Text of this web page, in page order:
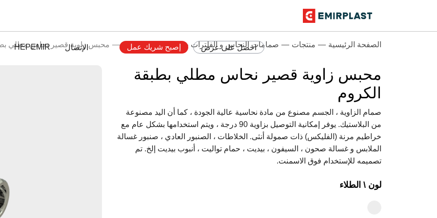
إصبح شريك عمل احصل على عرض HEPEMIR الإتصال الصفحة الرئيسية منتجات صمامات النحاس و الفلترات صمامات النحاس محبس زاوية قصير نحاس مطلي
محبس زاوية قصير نحاس مطلي بطبقة
الكروم
صمام الزاوية ، الجسم مصنوع من مادة نحاسية عالية الجودة ، كما أن اليد مصنوعة
من البلاستيك. يوفر إمكانية التوصيل بزاوية 90 درجة ، ويتم استخدامها بشكل عام مع
خراطيم مرنة (الفليكس) ذات صمولة أنثى. الخلاطات ، الصنبور العادي ، صنبور غسالة
الملابس و غسالة صحون ، السيفون ، بيديت ، حمام تواليت ، أنبوب بيديت إلخ. تم
تصميمه للإستخدام فوق الاسمنت.
لون \ الطلاء